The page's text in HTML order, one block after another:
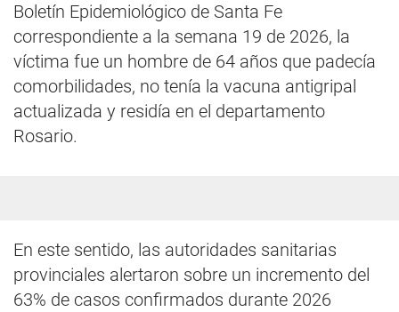
Boletín Epidemiológico de Santa Fe
correspondiente a la semana 19 de 2026, la
víctima fue un hombre de 64 años que padecía
comorbilidades, no tenía la vacuna antigripal
actualizada y residía en el departamento
Rosario.
En este sentido, las autoridades sanitarias
provinciales alertaron sobre un incremento del
63% de casos confirmados durante 2026